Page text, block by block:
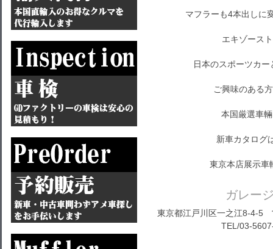
マフラーも4本出しに
エキゾース
日本のスポーツカ
ご興味のある
本国厳選車
新車カタログ
東京本店展示
ガレー
東京都江戸川区一之江8-4-5
TEL/03-